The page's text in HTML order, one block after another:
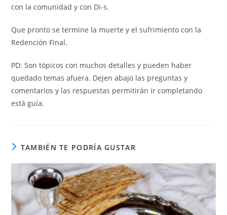
con la comunidad y con Di-s.
Que pronto se termine la muerte y el sufrimiento con la
Redención Final.
PD: Son tópicos con muchos detalles y pueden haber
quedado temas afuera. Dejen abajo las preguntas y
comentarios y las respuestas permitirán ir completando
está guía.
TAMBIÉN TE PODRÍA GUSTAR